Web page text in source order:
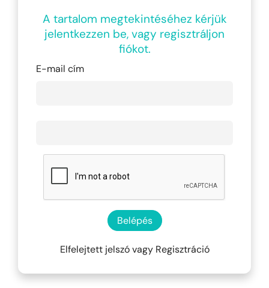
A tartalom megtekintéséhez kérjük
jelentkezzen be, vagy regisztráljon
fiókot.
E-mail cím
Belépés
Elfelejtett jelszóvagy Regisztráció